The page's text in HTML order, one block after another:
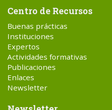
Centro de Recursos
Buenas prácticas
Instituciones
Expertos
Actividades formativas
Publicaciones
Enlaces
Newsletter